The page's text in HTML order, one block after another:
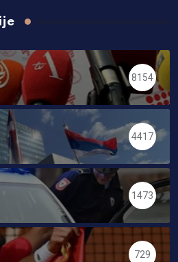
8154
4417
1473
729